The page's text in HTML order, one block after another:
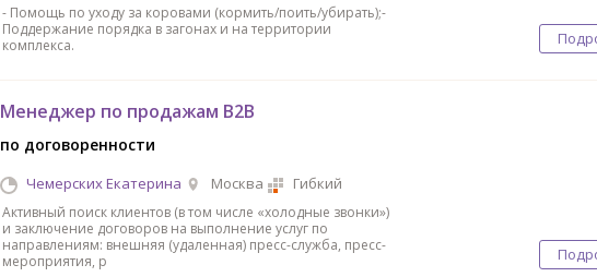
- Помощь по уходу за коровами (кормить/поить/убирать);-
Поддержание порядка в загонах и на территории
комплекса.
Менеджер по продажам B2B
по договоренности
Чемерских Екатерина Москва Гибкий
Активный поиск клиентов (в том числе «холодные звонки»)
и заключение договоров на выполнение услуг по
направлениям: внешняя (удаленная) пресс-служба, пресс-
мероприятия, р